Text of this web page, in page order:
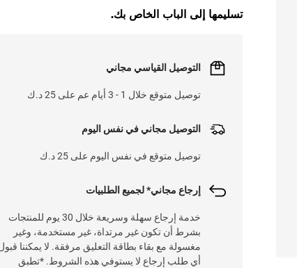
تسليمها إلى الباب الخاص بك.
التوصيل القياسي مجاني
توصيل متوقع خلال 1 - 3 أيام عم على 25 د.ك
التوصيل مجاني في نفس اليوم
توصيل متوقع في نفس اليوم على 25 د.ك
إرجاع مجاني* لجميع الطلبيات
خدمة إرجاع سهلة وسريعة خلال 30 يوم للمنتجات
بشرط أن تكون غير مرتداة، غير مستخدمة، وغير
مغسولة مع بقاء بطاقة التعليق مرفقة. لا يمكننا
أي طلب إرجاع لا يستوفي هذه الشروط. *تطبق